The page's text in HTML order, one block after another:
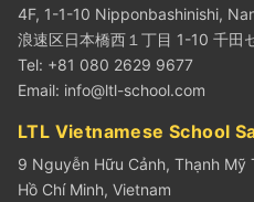
4F, 1-1-10 Nipponbashinishi,
浪速区日本橋西１丁目 1-10 千田
Tel: +81 080 2629 9677
Email: info@ltl-school.com
LTL Vietnamese School
9 Nguyễn Hữu Cảnh, Thạnh Mỹ
Hồ Chí Minh, Vietnam